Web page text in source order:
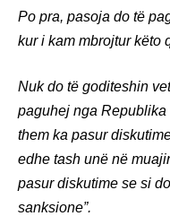
Po pra, pasoja do të
kur i kam mbrojtur këto
Nuk do të goditeshin
paguhej nga
them ka pasur
edhe tash unë në
pasur diskutime se si
sanksione”.